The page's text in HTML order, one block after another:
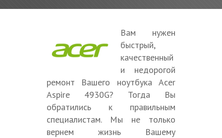
Вам нужен
быстрый,
качественный
и недорогой
ремонт Вашего ноутбука Acer
Aspire 4930G? Тогда Вы
обратились к правильным
специалистам. Мы не только
вернем жизнь Вашему